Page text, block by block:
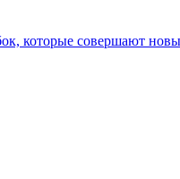
которые совершают